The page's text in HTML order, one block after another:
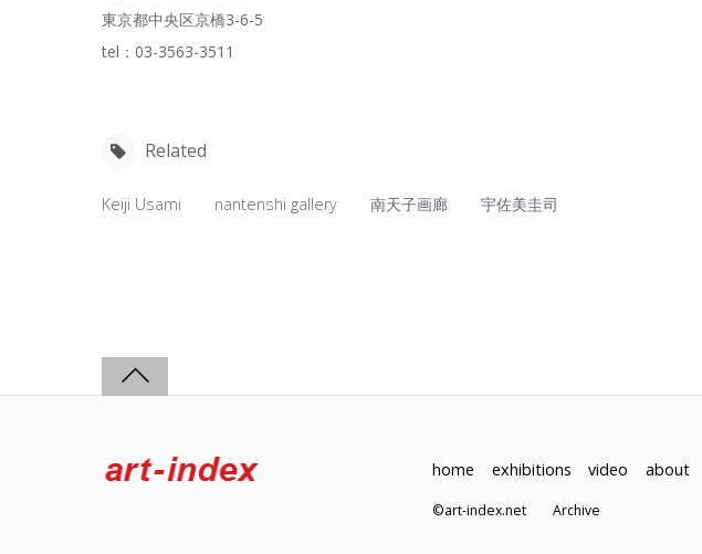
東京都中央区京橋3-6-5
tel：03-3563-3511
Related
Keiji Usami nantenshi gallery 南天子画廊 宇佐美圭司
home exhibitions video about
©art-index.netArchive